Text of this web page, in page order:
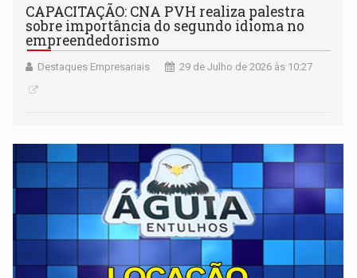
CAPACITAÇÃO: CNA PVH realiza palestra
sobre importância do segundo idioma no
empreendedorismo
Destaques Empresariais 29 de Julho de 2026 às 10:27